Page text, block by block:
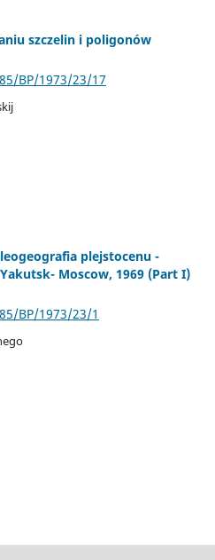
szczelin i poligonów
BP/1973/23/17
plejstocenu -
Moscow, 1969 (Part I)
BP/1973/23/1